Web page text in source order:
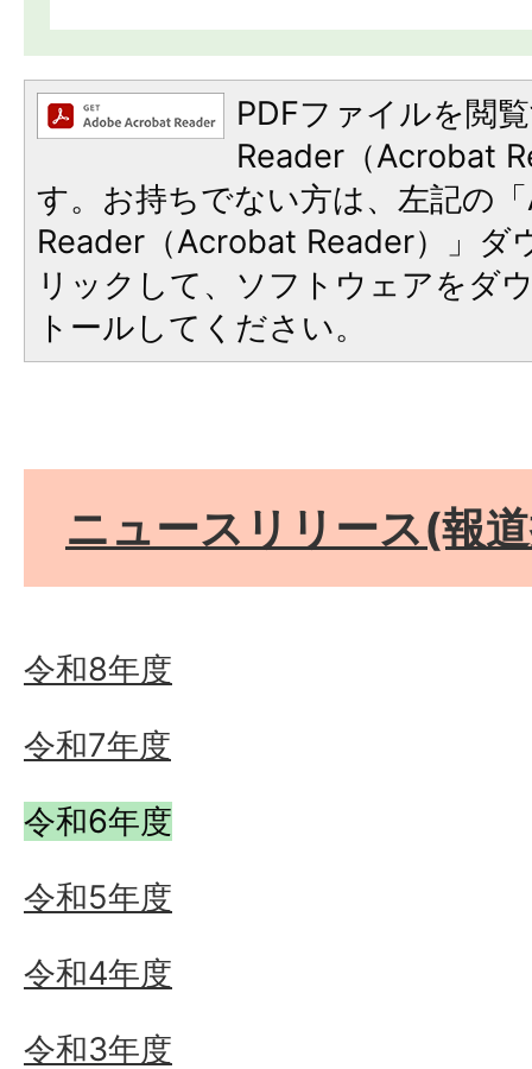
PDFファイルを閲
Reader（Acrobat
す。お持ちでない方は、左記の
Reader（Acrobat Reader）」ダ
リックして、ソフトウェアをダ
トールしてください。
ニュースリリース(報
令和8年度
令和7年度
令和6年度
令和5年度
令和4年度
令和3年度